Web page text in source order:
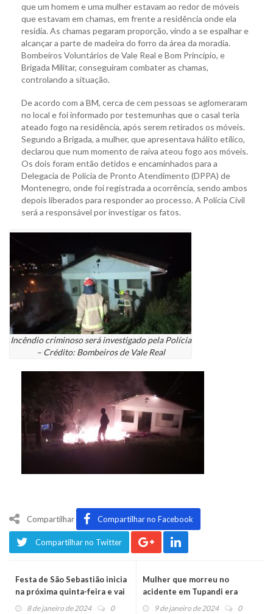
que um homem e uma mulher estavam ao redor de móveis
que estavam em chamas, em frente a residência onde ela
residia. As chamas pegaram proporção, vindo a se espalhar e
alcançar a parte de madeira do forro da área da moradia.
Bombeiros Voluntários de Vale Real e Bom Princípio, e
Brigada Militar, conseguiram combater as chamas,
controlando a situação.
De acordo com a BM, cerca de cem pessoas se aglomeraram
no local e foi informado por testemunhas que o casal teria
ateado fogo na residência, após serem retirados os móveis.
Segundo a Brigada, a mulher, que apresentava hálito etílico,
declarou que num momento de raiva ateou fogo aos móveis.
Os dois foram então detidos e encaminhados para a
Delegacia de Polícia de Pronto Atendimento (DPPA) de
Montenegro, onde foi registrada a ocorrência, sendo ambos
depois liberados para responder ao processo. A Polícia Civil
será a responsável por investigar os fatos.
Incêndio criminoso será investigado pela Polícia
– Crédito: Bombeiros de Vale Real
Compartilhar Compartilhar no Facebook
Compartilhar no Twitter
Festa de São Sebastião inicia
na próxima quinta-feira e vai
até dia 21
8 de janeiro de 2024 0
Mulher que morreu no
acidente em Tupandi era
apaixonada por carnaval e
9 de janeiro de 2024 0